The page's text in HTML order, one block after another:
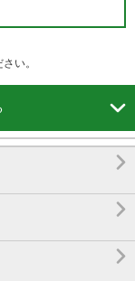
い。



